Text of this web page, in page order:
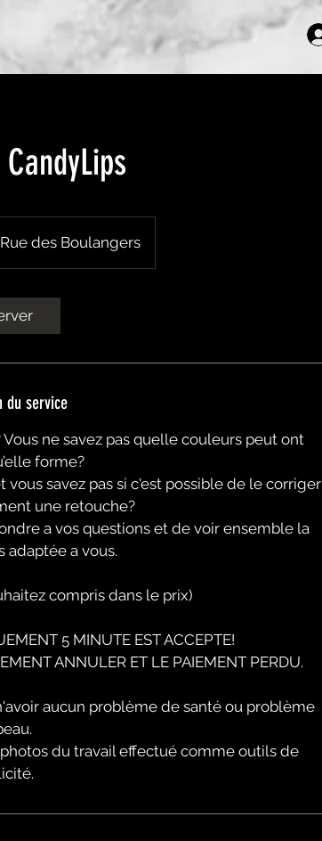
Rue des Boulangers
du service
ne savez pas quelle couleurs peut ont
forme?
savez pas si c'est possible de le corriger
une retouche?
a vos questions et de voir ensemble la
adaptée a vous.
compris dans le prix)
5 MINUTE EST ACCEPTE!
ANNULER ET LE PAIEMENT PERDU.
aucun problème de santé ou problème
du travail effectué comme outils de